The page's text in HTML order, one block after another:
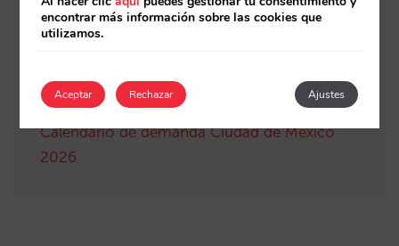
complejas y demanda de alto valor, ahora
también en conversación
para el hotel
Calendario de demanda Ciudad de México
2026
encontrar más información sobre las cookies que
utilizamos.
Aceptar Ajustes
Rechazar